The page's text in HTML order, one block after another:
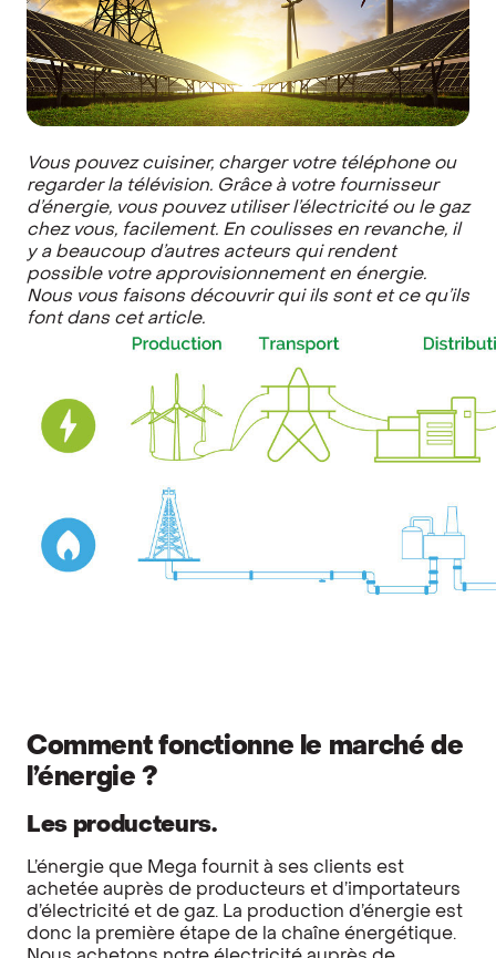
Vous pouvez cuisiner, charger votre téléphone ou
regarder la télévision. Grâce à votre fournisseur
d’énergie, vous pouvez utiliser l’électricité ou le gaz
chez vous, facilement. En coulisses en revanche, il
y a beaucoup d’autres acteurs qui rendent
possible votre approvisionnement en énergie.
Nous vous faisons découvrir qui ils sont et ce qu’ils
font dans cet article.
Comment fonctionne le marché de
l’énergie ?
Les producteurs.
L’énergie que Mega fournit à ses clients est
achetée auprès de producteurs et d’importateurs
d’électricité et de gaz. La production d’énergie est
donc la première étape de la chaîne énergétique.